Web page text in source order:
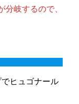
岐するので、
ヒュゴナール